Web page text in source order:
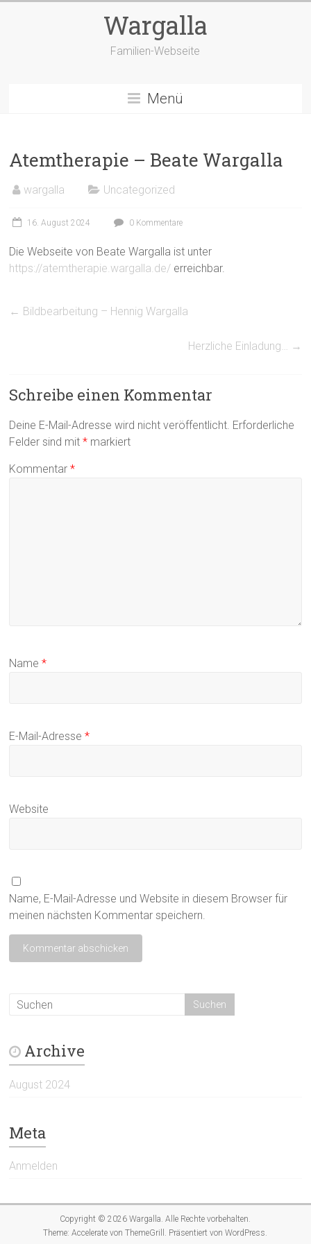
Wargalla
Familien-Webseite
Menü
Atemtherapie – Beate Wargalla
wargalla Uncategorized
16. August 2024 0 Kommentare
Die Webseite von Beate Wargalla ist unter
https://atemtherapie.wargalla.de/ erreichbar.
← Bildbearbeitung – Hennig Wargalla
Herzliche Einladung… →
Schreibe einen Kommentar
Deine E-Mail-Adresse wird nicht veröffentlicht. Erforderliche
Felder sind mit* markiert
Kommentar*
Name*
E-Mail-Adresse*
Website
Name, E-Mail-Adresse und Website in diesem Browser für
meinen nächsten Kommentar speichern.
Archive
August 2024
Meta
Anmelden
Copyright © 2026Wargalla. Alle Rechte vorbehalten.
Theme:Accelerate von ThemeGrill. Präsentiert vonWordPress.